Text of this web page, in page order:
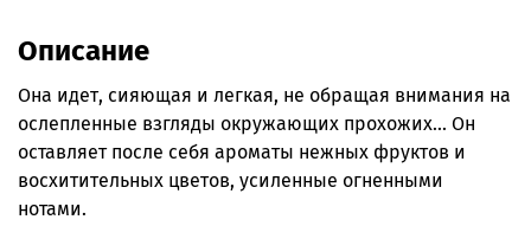
Описание
Она идет, сияющая и легкая, не обращая внимания на
ослепленные взгляды окружающих прохожих... Он
оставляет после себя ароматы нежных фруктов и
восхитительных цветов, усиленные огненными
нотами.